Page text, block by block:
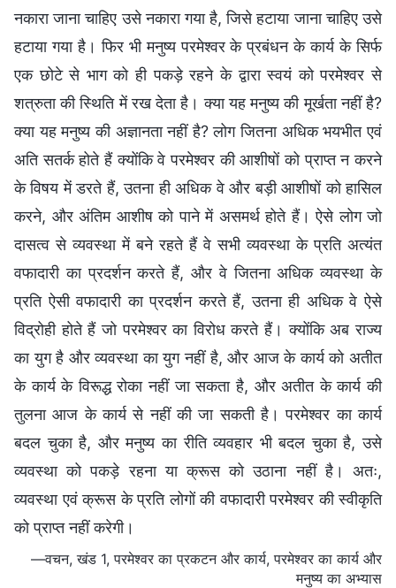
नकारा जाना चाहिए उसे नकारा गया है, जिसे हटाया जाना चाहिए उसे
हटाया गया है। फिर भी मनुष्य परमेश्वर के प्रबंधन के कार्य के सिर्फ
एक छोटे से भाग को ही पकड़े रहने के द्वारा स्वयं को परमेश्वर से
शत्रुता की स्थिति में रख देता है। क्या यह मनुष्य की मूर्खता नहीं है?
क्या यह मनुष्य की अज्ञानता नहीं है? लोग जितना अधिक भयभीत एवं
अति सतर्क होते हैं क्योंकि वे परमेश्वर की आशीषों को प्राप्त न करने
के विषय में डरते हैं, उतना ही अधिक वे और बड़ी आशीषों को हासिल
करने, और अंतिम आशीष को पाने में असमर्थ होते हैं। ऐसे लोग जो
दासत्व से व्यवस्था में बने रहते हैं वे सभी व्यवस्था के प्रति अत्यंत
वफादारी का प्रदर्शन करते हैं, और वे जितना अधिक व्यवस्था के
प्रति ऐसी वफादारी का प्रदर्शन करते हैं, उतना ही अधिक वे ऐसे
विद्रोही होते हैं जो परमेश्वर का विरोध करते हैं। क्योंकि अब राज्य
का युग है और व्यवस्था का युग नहीं है, और आज के कार्य को अतीत
के कार्य के विरूद्ध रोका नहीं जा सकता है, और अतीत के कार्य की
तुलना आज के कार्य से नहीं की जा सकती है। परमेश्वर का कार्य
बदल चुका है, और मनुष्य का रीति व्यवहार भी बदल चुका है, उसे
व्यवस्था को पकड़े रहना या क्रूस को उठाना नहीं है। अतः,
व्यवस्था एवं क्रूस के प्रति लोगों की वफादारी परमेश्वर की स्वीकृति
को प्राप्त नहीं करेगी।
—वचन, खंड 1, परमेश्वर का प्रकटन और कार्य, परमेश्वर का कार्य और
मनुष्य का अभ्यास